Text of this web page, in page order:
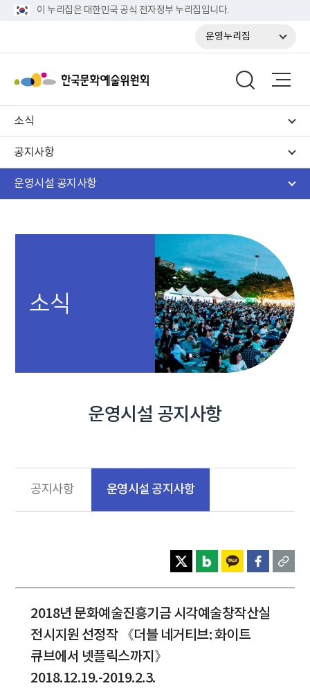
이 누리집은 대한민국 공식 전자정부 누리집입니다.
운영누리집
소식
공지사항
운영시설 공지사항
소식
운영시설 공지사항
공지사항 운영시설 공지사항
2018년 문화예술진흥기금 시각예술창작산실
전시지원 선정작 《더블 네거티브: 화이트
큐브에서 넷플릭스까지》
2018.12.19.-2019.2.3.